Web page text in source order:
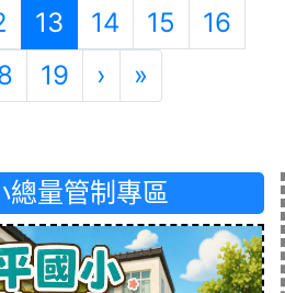
13(目前頁次)
14 15
16
19 › 下一頁
»
總量管制專區